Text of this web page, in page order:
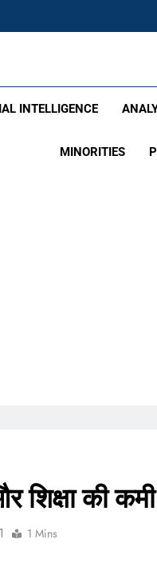
Hindi
INTELLIGENCE
MINORITIES
शिक्षा की
1 1 Mins